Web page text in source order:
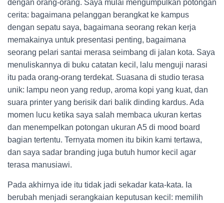
dengan orang-orang. Saya mulai mengumpulkan potongan
cerita: bagaimana pelanggan berangkat ke kampus
dengan sepatu saya, bagaimana seorang rekan kerja
memakainya untuk presentasi penting, bagaimana
seorang pelari santai merasa seimbang di jalan kota. Saya
menuliskannya di buku catatan kecil, lalu menguji narasi
itu pada orang-orang terdekat. Suasana di studio terasa
unik: lampu neon yang redup, aroma kopi yang kuat, dan
suara printer yang berisik dari balik dinding kardus. Ada
momen lucu ketika saya salah membaca ukuran kertas
dan menempelkan potongan ukuran A5 di mood board
bagian tertentu. Ternyata momen itu bikin kami tertawa,
dan saya sadar branding juga butuh humor kecil agar
terasa manusiawi.
Pada akhirnya ide itu tidak jadi sekadar kata-kata. Ia
berubah menjadi serangkaian keputusan kecil: memilih